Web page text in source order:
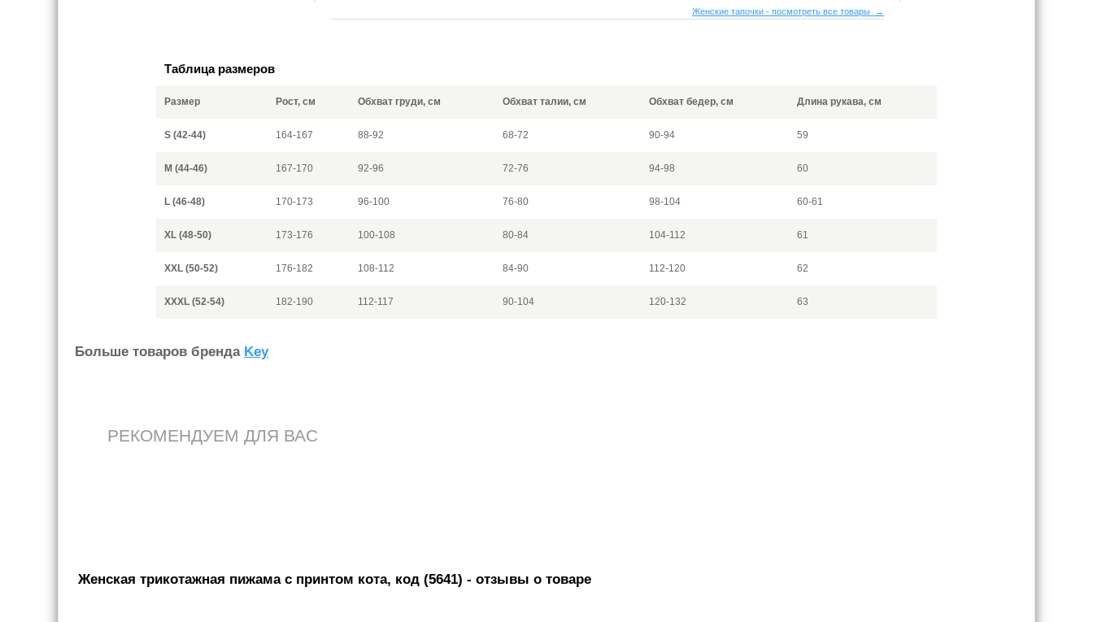
Женские тапочки - посмотреть все товары →
Таблица размеров
Размер Рост, см Обхват груди, см Обхват талии, см Обхват бедер, см Длина рукава, см
S (42-44) 164-167 88-92 68-72 90-94 59
M (44-46) 167-170 92-96 72-76 94-98 60
L (46-48) 170-173 96-100 76-80 98-104 60-61
XL (48-50) 173-176 100-108 80-84 104-112 61
XXL (50-52) 176-182 108-112 84-90 112-120 62
XXXL (52-54) 182-190 112-117 90-104 120-132 63
Больше товаров бренда Key
РЕКОМЕНДУЕМ ДЛЯ ВАС
Женская трикотажная пижама с принтом кота, код (5641) - отзывы о товаре